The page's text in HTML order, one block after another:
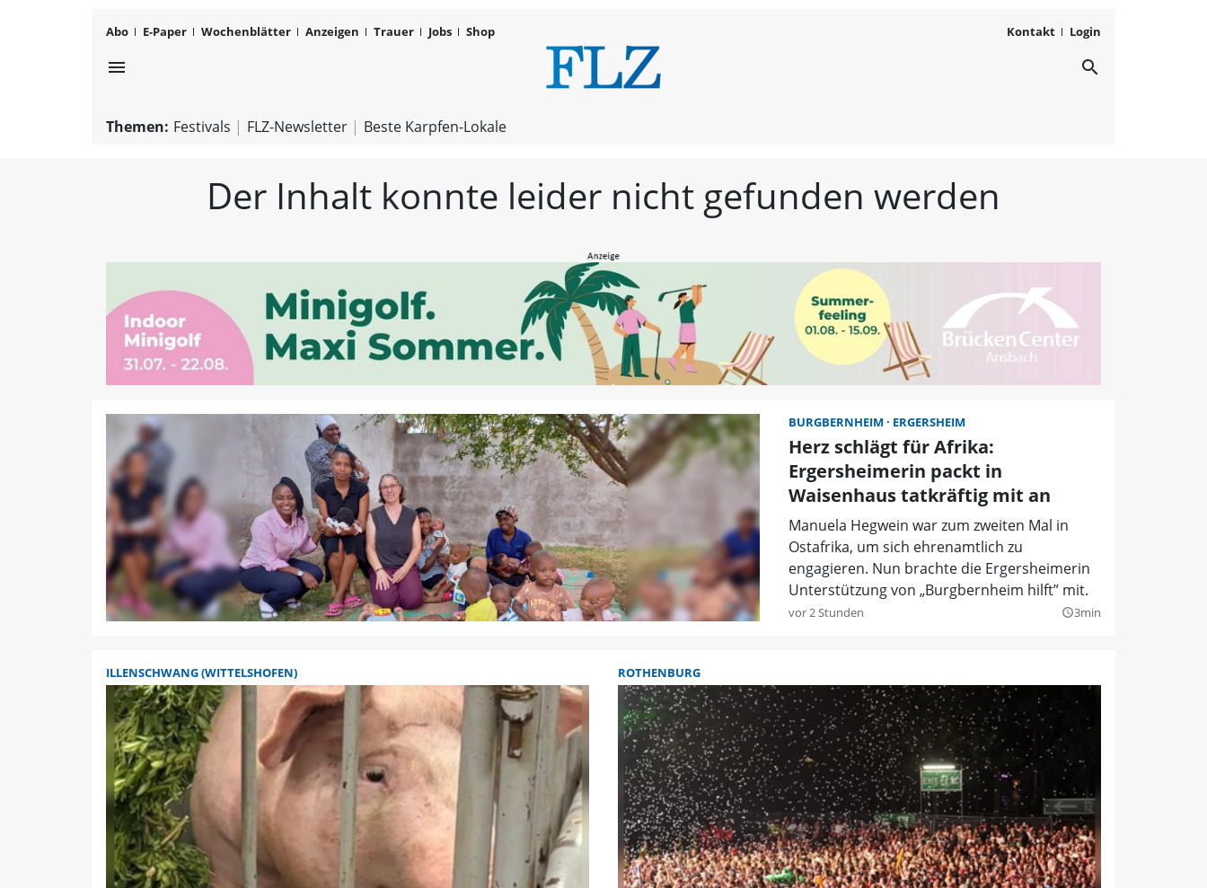
Abo E-Paper Wochenblätter Anzeigen Trauer Jobs Shop Kontakt Login
menu FLZ – Nachrichten aus search
Themen: Festivals FLZ-Newsletter Beste Karpfen-Lokale
Der Inhalt konnte leider nicht gefunden werden
BURGBERNHEIM ERGERSHEIM
Herz schlägt für Afrika:
Ergersheimerin packt in
Waisenhaus tatkräftig mit an
Manuela Hegwein war zum zweiten Mal in
Ostafrika, um sich ehrenamtlich zu
engagieren. Nun brachte die Ergersheimerin
Unterstützung von „Burgbernheim hilft” mit.
vor 2 Stunden query_builder3min
ILLENSCHWANG (WITTELSHOFEN) ROTHENBURG